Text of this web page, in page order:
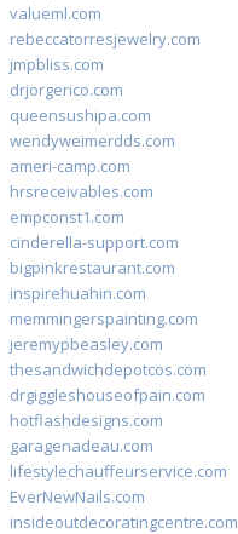
valueml.com
rebeccatorresjewelry.com
jmpbliss.com
drjorgerico.com
queensushipa.com
wendyweimerdds.com
ameri-camp.com
hrsreceivables.com
empconst1.com
cinderella-support.com
bigpinkrestaurant.com
inspirehuahin.com
memmingerspainting.com
jeremypbeasley.com
thesandwichdepotcos.com
drgiggleshouseofpain.com
hotflashdesigns.com
garagenadeau.com
lifestylechauffeurservice.com
EverNewNails.com
insideoutdecoratingcentre.com